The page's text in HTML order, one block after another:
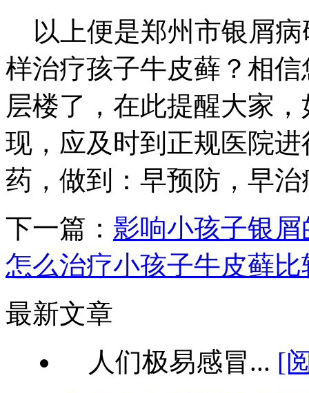
以上便是郑州市银屑病
样治疗孩子牛皮藓？相
层楼了，在此提醒大家
现，应及时到正规医院
药，做到：早预防，早
下一篇： 影响小孩子银
怎么治疗小孩子牛皮藓比
最新文章
人们极易感冒... [